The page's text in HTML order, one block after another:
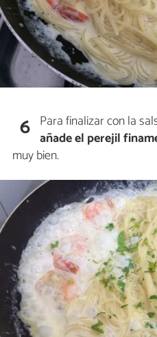
6 Para finalizar con la
añade el perejil
muy bien.